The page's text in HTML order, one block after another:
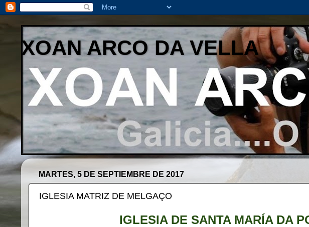
XOAN ARCO DA VELLA
MARTES, 5 DE SEPTIEMBRE DE 2017
IGLESIA MATRIZ DE MELGAÇO
IGLESIA DE SANTA MARÍA DA